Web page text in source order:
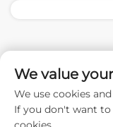
Copyright © 2025
Equipment
We value
We use cookies
If you don't want to